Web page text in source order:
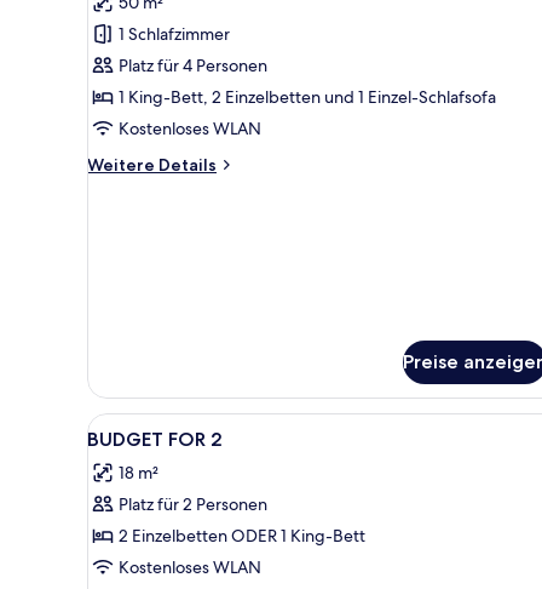
Premium-
Suite
anzeigen
1 Schlafzimmer
Platz für 4 Personen
1 King-Bett, 2 Einzelbetten und 1 Einzel-Schlafsofa
Kostenloses WLAN
Weitere Details
Weitere
Preise
Alle
Fotos
für
BUDGET
FOR
2
Ein Schlafzimmer mit einem
2
BUDGET FOR 2
18 m²
Platz für 2 Personen
2 Einzelbetten ODER 1 King-Bett
Kostenloses WLAN